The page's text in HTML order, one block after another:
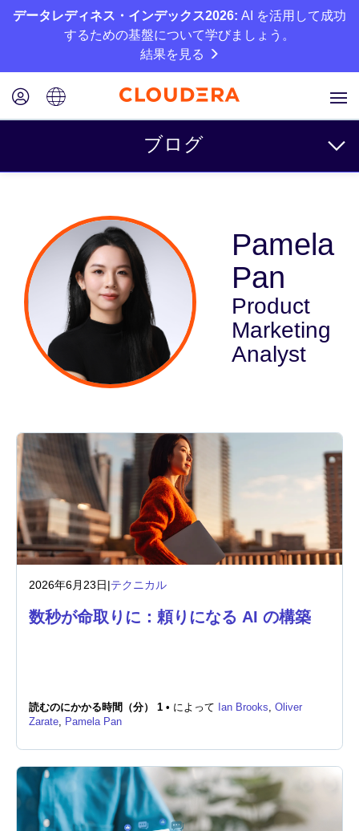
データレディネス・インデックス2026: AI を活用して成功
するための基盤について学びましょう。
結果を見る
ブログ
ビジネス
テクニカル
パートナー
カルチャー
製造
保険
通信
テクノロジー
教育
ニュースルーム
Pamela
Pan
Product
Marketing
Analyst
2026年6月23日|テクニカル
数秒が命取りに：頼りになる AI の構築
読むのにかかる時間（分） 1 • によって Ian Brooks, Oliver
Zarate, Pamela Pan